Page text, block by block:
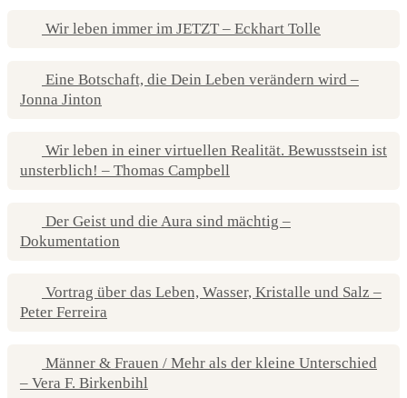
Wir leben immer im JETZT – Eckhart Tolle
Eine Botschaft, die Dein Leben verändern wird –
Jonna Jinton
Wir leben in einer virtuellen Realität. Bewusstsein ist
unsterblich! – Thomas Campbell
Der Geist und die Aura sind mächtig –
Dokumentation
Vortrag über das Leben, Wasser, Kristalle und Salz –
Peter Ferreira
Männer & Frauen / Mehr als der kleine Unterschied
– Vera F. Birkenbihl